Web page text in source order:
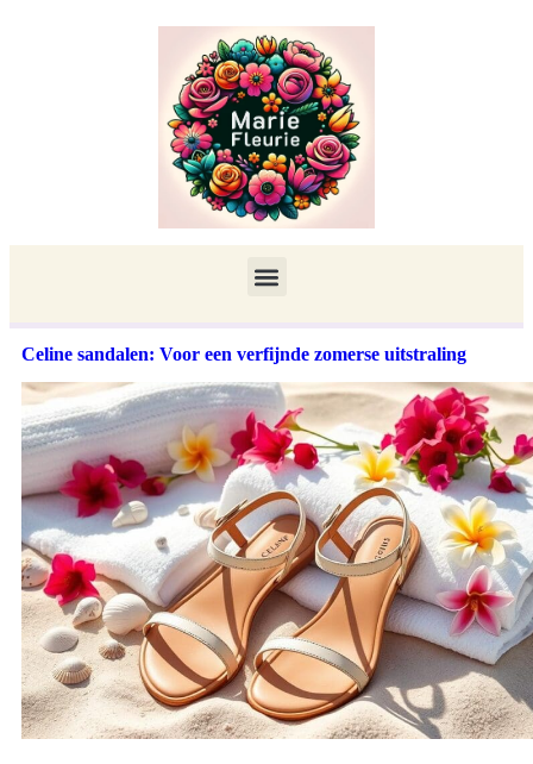
Celine sandalen: Voor een verfijnde zomerse uitstraling